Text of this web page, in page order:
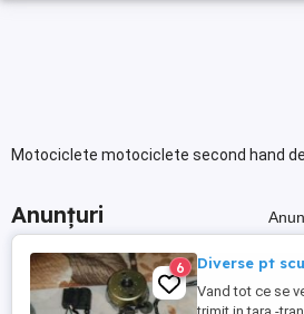
Motociclete motociclete second hand
Anunțuri
6 Diverse pt
Vand tot ce se